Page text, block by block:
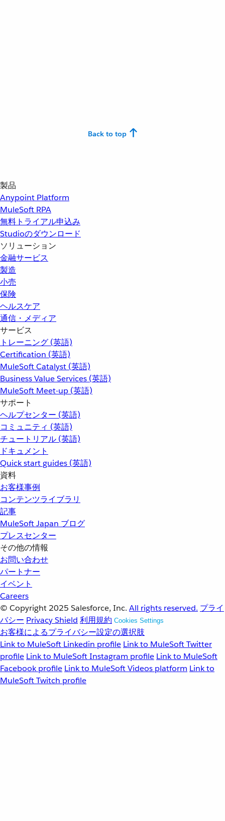
Back to top
製品
Anypoint Platform
MuleSoft RPA
無料トライアル申込み
Studioのダウンロード
ソリューション
金融サービス
製造
小売
保険
ヘルスケア
通信・メディア
サービス
トレーニング (英語)
Certification (英語)
MuleSoft Catalyst (英語)
Business Value Services (英語)
MuleSoft Meet-up (英語)
サポート
ヘルプセンター (英語)
コミュニティ (英語)
チュートリアル (英語)
ドキュメント
Quick start guides (英語)
資料
お客様事例
コンテンツライブラリ
記事
MuleSoft Japan ブログ
プレスセンター
その他の情報
お問い合わせ
パートナー
イベント
Careers
© Copyright 2025 Salesforce, Inc. All rights reserved. プライ
バシー Privacy Shield 利用規約 Cookies Settings
お客様によるプライバシー設定の選択肢
Link to MuleSoft Linkedin profile Link to MuleSoft Twitter
profile Link to MuleSoft Instagram profile Link to MuleSoft
Facebook profile Link to MuleSoft Videos platform Link to
MuleSoft Twitch profile